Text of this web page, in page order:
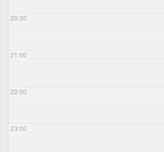
20:00
21:00
22:00
23:00